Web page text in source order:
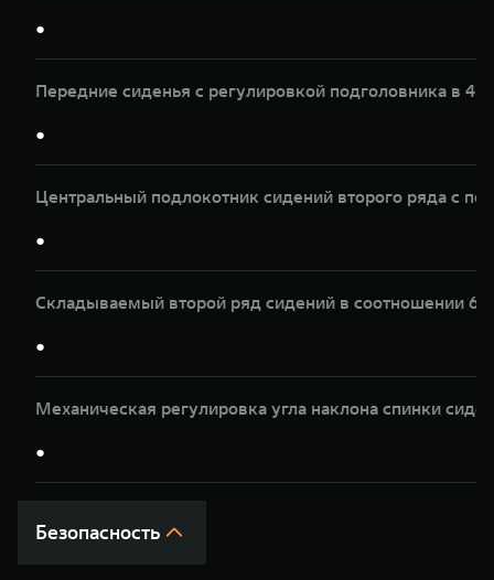
●
Передние сиденья с регулировкой подголовника в 4
●
Центральный подлокотник сидений второго ряда с
●
Складываемый второй ряд сидений в соотношении
●
Механическая регулировка угла наклона спинки
●
Безопасность